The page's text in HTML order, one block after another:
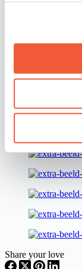
Met onder meer
knuffeldoekje, een
Tiamo, een
van het werk van
productie en
collectie is vanaf
Ga voor meer
Share your love